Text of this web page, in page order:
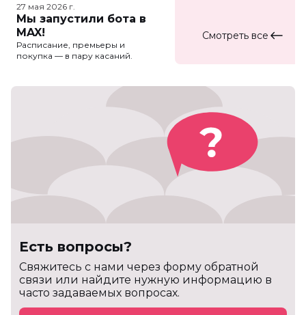
27 мая 2026 г.
Мы запустили бота в
MAX!
Расписание, премьеры и
покупка — в пару касаний.
Смотреть все
Есть вопросы?
Cвяжитесь с нами через форму обратной
связи или найдите нужную информацию в
часто задаваемых вопросах.